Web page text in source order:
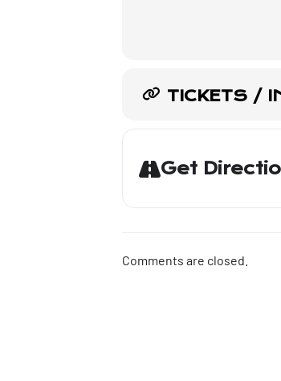
TICKETS /
Get
Comments are closed.